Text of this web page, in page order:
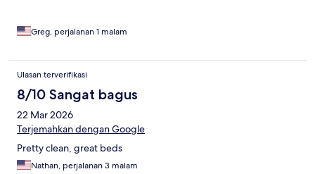
Greg, perjalanan 1 malam
Ulasan terverifikasi
8/10 Sangat bagus
22 Mar 2026
Terjemahkan dengan Google
Pretty clean, great beds
Nathan, perjalanan 3 malam